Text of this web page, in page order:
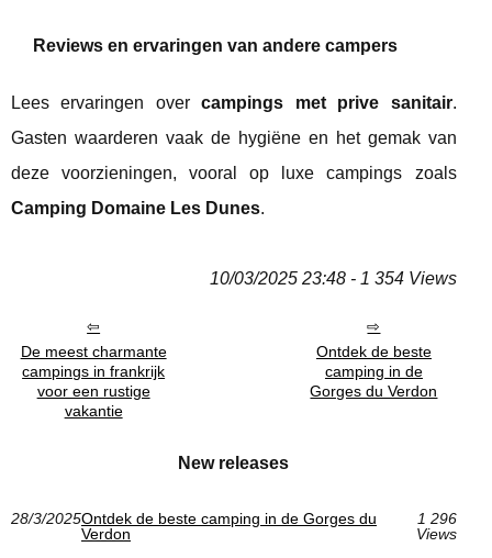
Reviews en ervaringen van andere campers
Lees ervaringen overcampings met prive sanitair.
Gasten waarderen vaak de hygiëne en het gemak van
deze voorzieningen, vooral op luxe campings zoals
Camping Domaine Les Dunes.
10/03/2025 23:48 - 1 354 Views
De meest charmante
campings in frankrijk
voor een rustige
vakantie
Ontdek de beste
camping in de
Gorges du Verdon
New releases
28/3/2025Ontdek de beste camping in de Gorges du
Verdon
1 296
Views